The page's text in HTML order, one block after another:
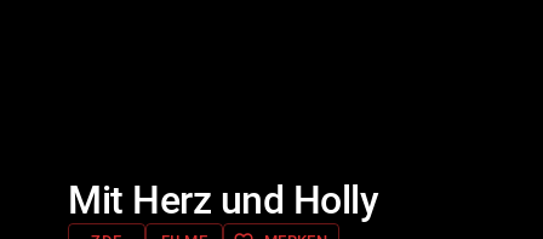
Mit Herz und Holly